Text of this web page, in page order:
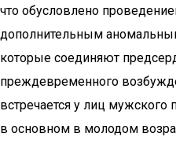
что обусловлено
дополнительным
которые соединяют
преждевременного
встречается у лиц мужского
в основном в молодом